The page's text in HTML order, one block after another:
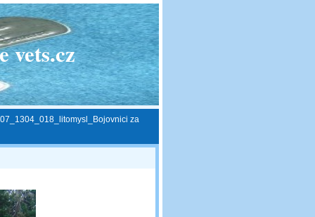
vets.cz
07_1304_018_litomysl_Bojovnici za